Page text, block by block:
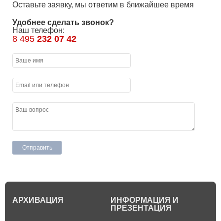
Оставьте заявку, мы ответим в ближайшее время
Удобнее сделать звонок?
Наш телефон:
8 495 232 07 42
АРХИВАЦИЯ
ИНФОРМАЦИЯ И
ПРЕЗЕНТАЦИЯ